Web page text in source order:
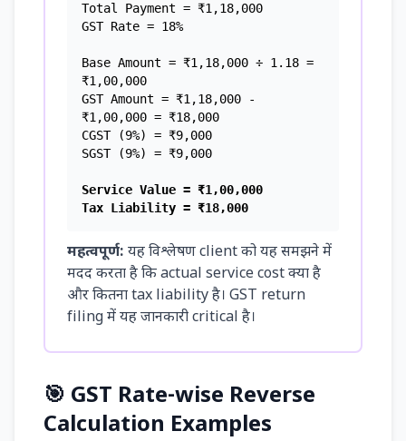
Total Payment = ₹1,18,000
GST Rate = 18%
Base Amount = ₹1,18,000 ÷ 1.18 =
₹1,00,000
GST Amount = ₹1,18,000 -
₹1,00,000 = ₹18,000
CGST (9%) = ₹9,000
SGST (9%) = ₹9,000
Service Value = ₹1,00,000
Tax Liability = ₹18,000
महत्वपूर्ण: यह विश्लेषण client को यह समझने में
मदद करता है कि actual service cost क्या है
और कितना tax liability है। GST return
filing में यह जानकारी critical है।
🎯 GST Rate-wise Reverse
Calculation Examples